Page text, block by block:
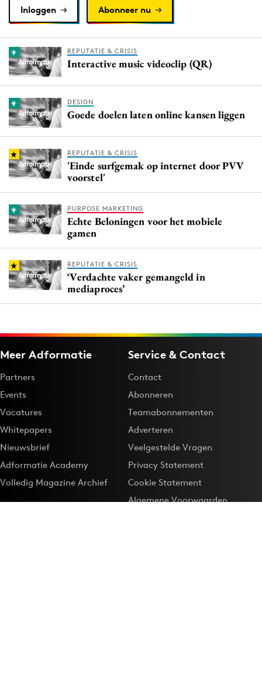
Reputatie & crisis
Inloggen Abonneer nu
REPUTATIE & CRISIS
Interactive music videoclip (QR)
DESIGN
Goede doelen laten online kansen liggen
REPUTATIE & CRISIS
'Einde surfgemak op internet door PVV
voorstel'
PURPOSE MARKETING
Echte Beloningen voor het mobiele
gamen
REPUTATIE & CRISIS
‘Verdachte vaker gemangeld in
mediaproces’
Meer Adformatie
Partners
Events
Vacatures
Whitepapers
Nieuwsbrief
Adformatie Academy
Volledig Magazine Archief
Service & Contact
Contact
Abonneren
Teamabonnementen
Adverteren
Veelgestelde Vragen
Privacy Statement
Cookie Statement
Algemene Voorwaarden